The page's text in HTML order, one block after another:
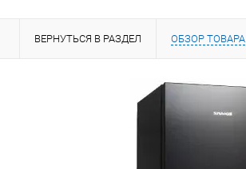
ВЕРНУТЬСЯ В РАЗДЕЛ ОБЗОР ТОВАРА